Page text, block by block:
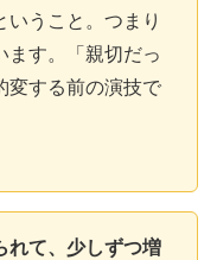
いうこと。つまり
ます。「親切だっ
変する前の演技で
れて、少しずつ増